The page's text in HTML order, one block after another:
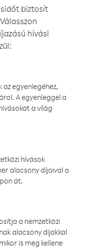
biztosít
hívási
egyenlegéhez,
A egyenleggel a
a világ
hívások
alacsony díjaival a
át.
a nemzetközi
alacsony díjakkal
is meg kellene